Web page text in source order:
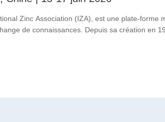
Zinc Association (IZA), est une plate-forme
de connaissances. Depuis sa création en